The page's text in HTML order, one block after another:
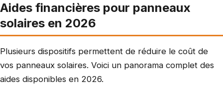
Aides financières pour panneaux
solaires en 2026
Plusieurs dispositifs permettent de réduire le coût de
vos panneaux solaires. Voici un panorama complet des
aides disponibles en 2026.